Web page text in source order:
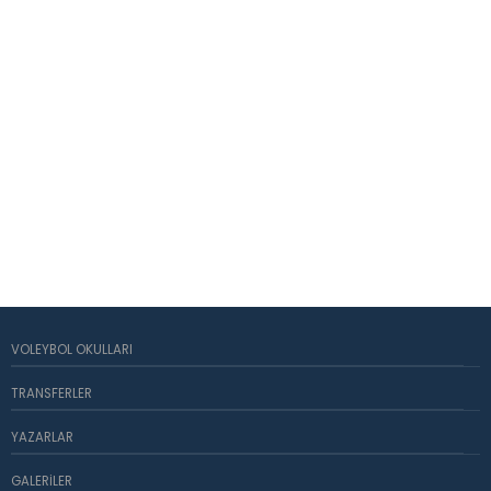
VOLEYBOL OKULLARI
TRANSFERLER
YAZARLAR
GALERILER